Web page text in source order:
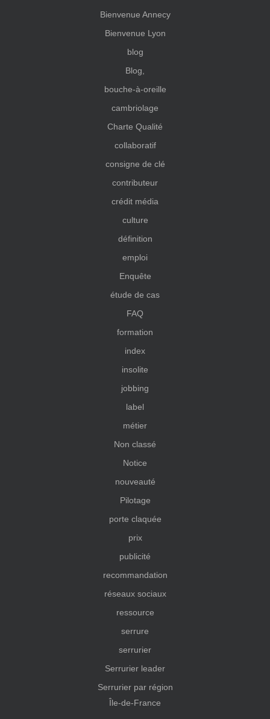
Bienvenue Annecy
Bienvenue Lyon
blog
Blog,
bouche-à-oreille
cambriolage
Charte Qualité
collaboratif
consigne de clé
contributeur
crédit média
culture
définition
emploi
Enquête
étude de cas
FAQ
formation
index
insolite
jobbing
label
métier
Non classé
Notice
nouveauté
Pilotage
porte claquée
prix
publicité
recommandation
réseaux sociaux
ressource
serrure
serrurier
Serrurier leader
Serrurier par région
Île-de-France